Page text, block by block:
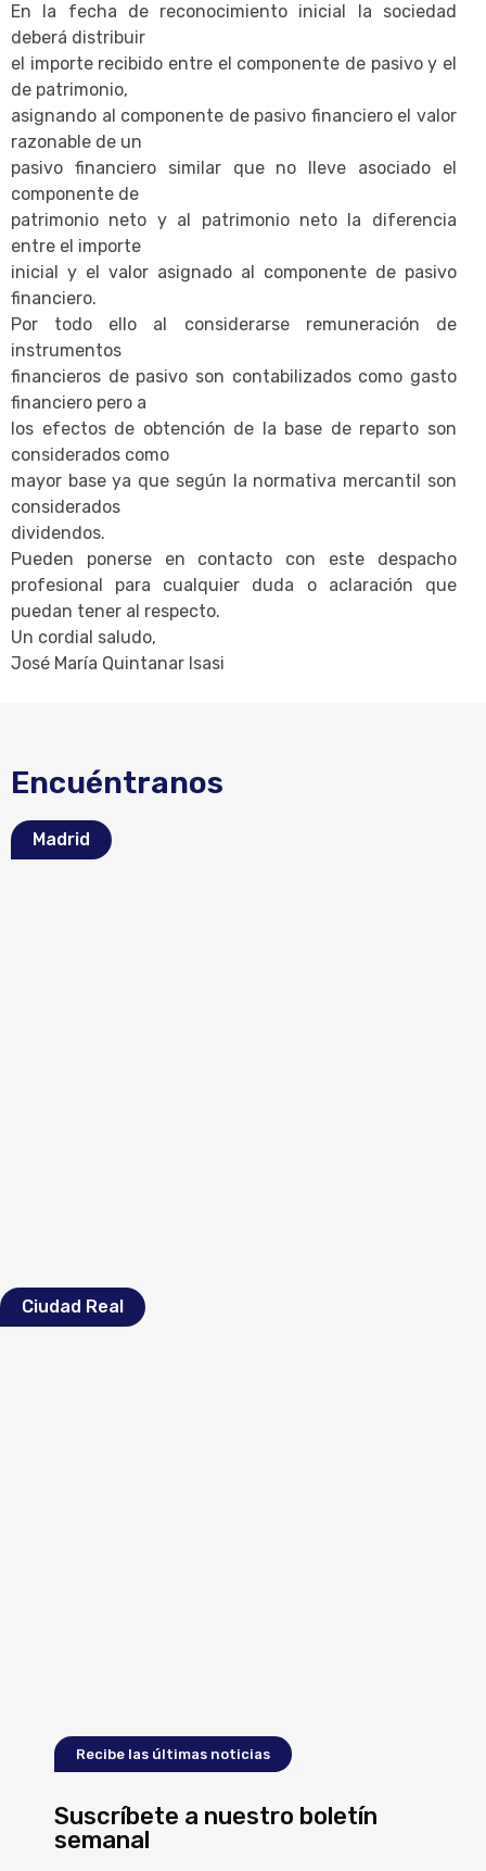
En la fecha de reconocimiento inicial la sociedad
deberá distribuir
el importe recibido entre el componente de pasivo y el
de patrimonio,
asignando al componente de pasivo financiero el valor
razonable de un
pasivo financiero similar que no lleve asociado el
componente de
patrimonio neto y al patrimonio neto la diferencia
entre el importe
inicial y el valor asignado al componente de pasivo
financiero.
Por todo ello al considerarse remuneración de
instrumentos
financieros de pasivo son contabilizados como gasto
financiero pero a
los efectos de obtención de la base de reparto son
considerados como
mayor base ya que según la normativa mercantil son
considerados
dividendos.
Pueden ponerse en contacto con este despacho
profesional para cualquier duda o aclaración que
puedan tener al respecto.
Un cordial saludo,
José María Quintanar Isasi
Encuéntranos
Madrid
Ciudad Real
Recibe las últimas noticias
Suscríbete a nuestro boletín
semanal